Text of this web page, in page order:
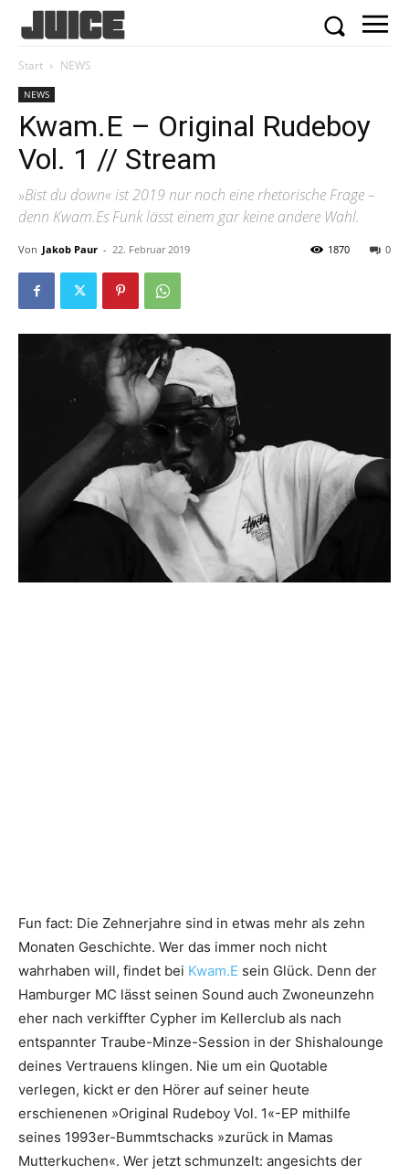
Start NEWS
NEWS
Kwam.E – Original Rudeboy
Vol. 1 // Stream
»Bist du down« ist 2019 nur noch eine rhetorische Frage –
denn Kwam.Es Funk lässt einem gar keine andere Wahl.
Von Jakob Paur - 22. Februar 2019 0
1870
Fun fact: Die Zehnerjahre sind in etwas mehr als zehn
Monaten Geschichte. Wer das immer noch nicht
wahrhaben will, findet bei Kwam.E sein Glück. Denn der
Hamburger MC lässt seinen Sound auch Zwoneunzehn
eher nach verkiffter Cypher im Kellerclub als nach
entspannter Traube-Minze-Session in der Shishalounge
deines Vertrauens klingen. Nie um ein Quotable
verlegen, kickt er den Hörer auf seiner heute
erschienenen »Original Rudeboy Vol. 1«-EP mithilfe
seines 1993er-Bummtschacks »zurück in Mamas
Mutterkuchen«. Wer jetzt schmunzelt: angesichts der